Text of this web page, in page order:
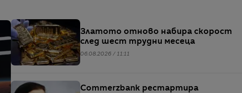
Златото отново набира скорост
след шест трудни месеца
06.08.2026 / 11:11
Commerzbank рестартира